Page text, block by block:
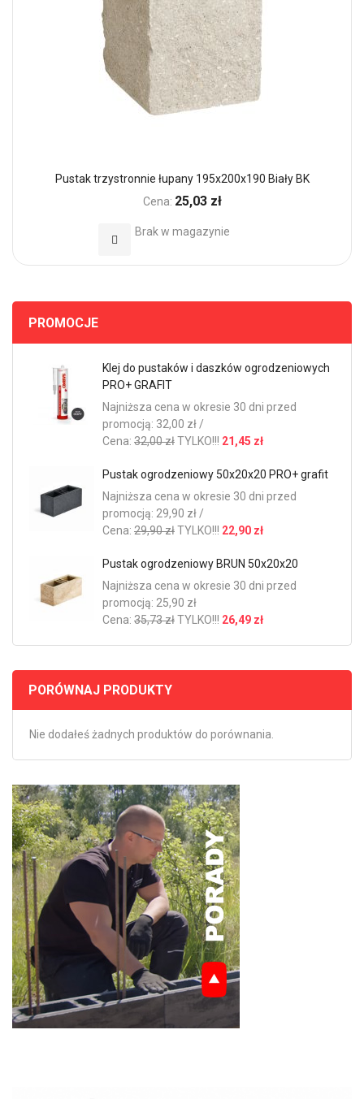
Pustak trzystronnie łupany 195x200x190 Biały BK
Cena: 25,03 zł
Brak w magazynie
Dodaj do Ulubionych
PROMOCJE
Klej do pustaków i daszków ogrodzeniowych
PRO+ GRAFIT
Najniższa cena w okresie 30 dni przed
promocją: 32,00 zł /
Cena: 32,00 złTYLKO!!! 21,45 zł
Pustak ogrodzeniowy 50x20x20 PRO+ grafit
Najniższa cena w okresie 30 dni przed
promocją: 29,90 zł /
Cena: 29,90 złTYLKO!!! 22,90 zł
Pustak ogrodzeniowy BRUN 50x20x20
Najniższa cena w okresie 30 dni przed
promocją: 25,90 zł
Cena: 35,73 złTYLKO!!! 26,49 zł
PORÓWNAJ PRODUKTY
Nie dodałeś żadnych produktów do porównania.